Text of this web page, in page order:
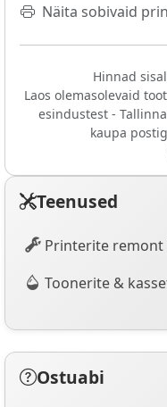
Näita sobivaid
Hinnad
Laos olemasolevaid
esindustest -
kaupa
Teenused
Printerite remont
Toonerite &
Ostuabi